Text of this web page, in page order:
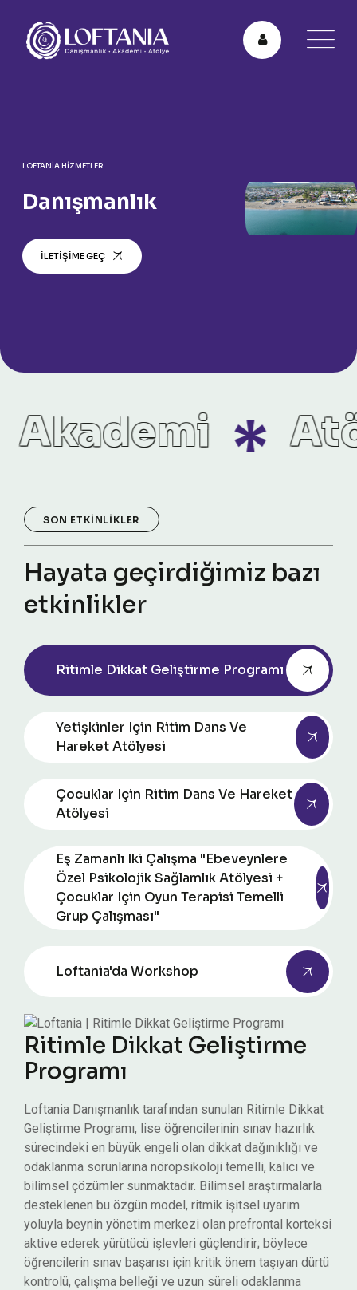
LOFTANIA HIZMETLER
Danışmanlık
İLETIŞIME GEÇ
SON ETKINLIKLER
Hayata geçirdiğimiz bazı
etkinlikler
Ritimle Dikkat Geliştirme Programı
Yetişkinler Için Ritim Dans Ve
Hareket Atölyesi
Çocuklar Için Ritim Dans Ve Hareket
Atölyesi
Eş Zamanlı Iki Çalışma "Ebeveynlere
Özel Psikolojik Sağlamlık Atölyesi +
Çocuklar Için Oyun Terapisi Temelli
Grup Çalışması"
Loftania'da Workshop
Ritimle Dikkat Geliştirme
Programı
Loftania Danışmanlık tarafından sunulan Ritimle Dikkat
Geliştirme Programı, lise öğrencilerinin sınav hazırlık
sürecindeki en büyük engeli olan dikkat dağınıklığı ve
odaklanma sorunlarına nöropsikoloji temelli, kalıcı ve
bilimsel çözümler sunmaktadır. Bilimsel araştırmalarla
desteklenen bu özgün model, ritmik işitsel uyarım
yoluyla beynin yönetim merkezi olan prefrontal korteksi
aktive ederek yürütücü işlevleri güçlendirir; böylece
öğrencilerin sınav başarısı için kritik önem taşıyan dürtü
kontrolü, çalışma belleği ve uzun süreli odaklanma